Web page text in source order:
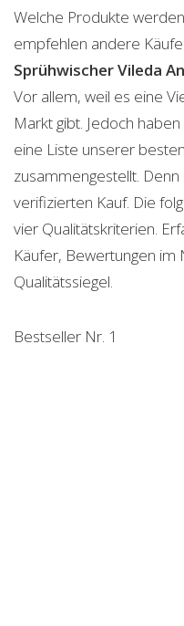
Welche Produkte
empfehlen andere
Sprühwischer Vileda
Vor allem, weil es eine
Markt gibt. Jedoch
eine Liste unserer
zusammengestellt.
verifizierten Kauf. Die
vier Qualitätskriterien.
Käufer, Bewertungen im
Qualitätssiegel.
Bestseller Nr. 1